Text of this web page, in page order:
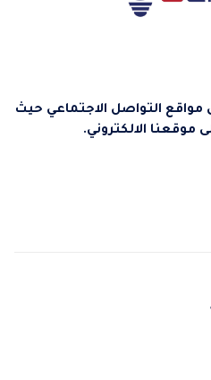
مواقع التواصل الاجتماعي حيث
الالكتروني.